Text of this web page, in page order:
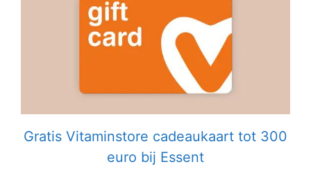
Gratis Vitaminstore cadeaukaart tot 300
euro bij Essent